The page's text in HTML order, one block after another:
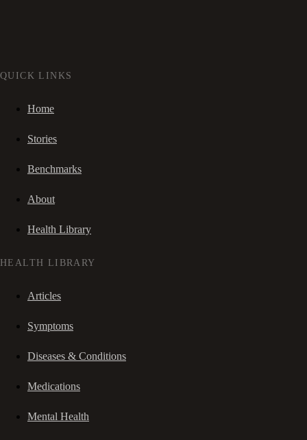
QUICK LINKS
Home
Stories
Benchmarks
About
Health Library
HEALTH LIBRARY
Articles
Symptoms
Diseases & Conditions
Medications
Mental Health